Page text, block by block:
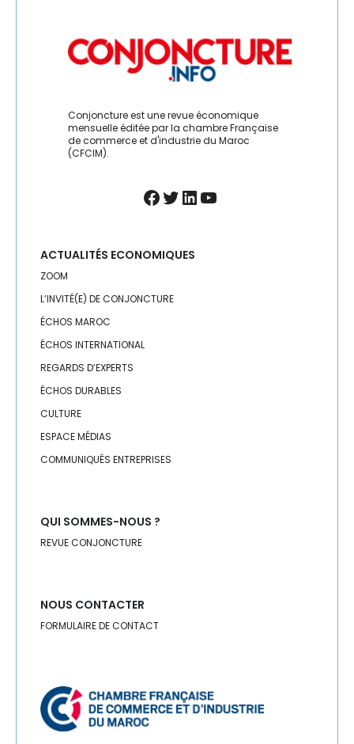
Conjoncture est une revue économique
mensuelle éditée par la chambre Française
de commerce et d'industrie du Maroc
(CFCIM).
Facebook
Twitter
LinkedIn
YouTube
ACTUALITÉS ECONOMIQUES
ZOOM
L’INVITÉ(E) DE CONJONCTURE
ÉCHOS MAROC
ÉCHOS INTERNATIONAL
REGARDS D’EXPERTS
ÉCHOS DURABLES
CULTURE
ESPACE MÉDIAS
COMMUNIQUÉS ENTREPRISES
QUI SOMMES-NOUS ?
REVUE CONJONCTURE
NOUS CONTACTER
FORMULAIRE DE CONTACT